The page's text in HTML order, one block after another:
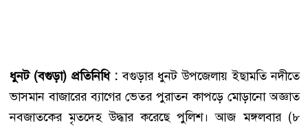
ধুনট (বগুড়া) প্রতিনিধি : বগুড়ার ধুনট উপজেলায় ইছামতি নদীতে
ভাসমান বাজারের ব্যাগের ভেতর পুরাতন কাপড়ে মোড়ানো অজ্ঞাত
নবজাতকের মৃতদেহ উদ্ধার করেছে পুলিশ। আজ মঙ্গলবার (৮